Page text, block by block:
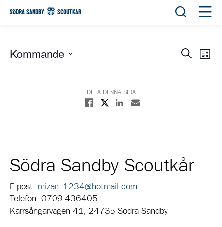
SÖDRA SANDBY SCOUTKÅR Öppna
Sök List
Kommande
DELA DENNA SIDA
Dela på Facebook
Dela på XDela på Linkedin
Dela med E-post
Södra Sandby Scoutkår
E-post: mizan_1234@hotmail.com
Telefon: 0709-436405
Kärrsångarvägen 41, 24735 Södra Sandby